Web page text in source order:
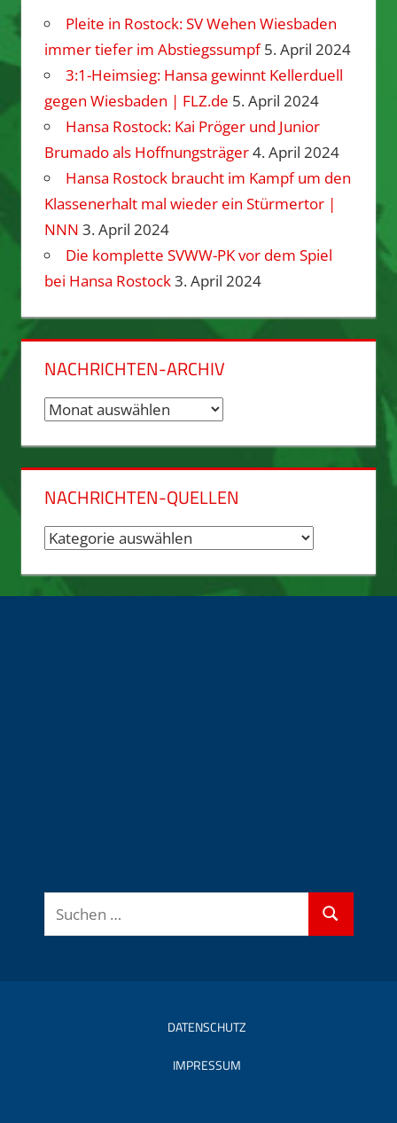
Pleite in Rostock: SV Wehen Wiesbaden
immer tiefer im Abstiegssumpf 5. April 2024
3:1-Heimsieg: Hansa gewinnt Kellerduell
gegen Wiesbaden | FLZ.de 5. April 2024
Hansa Rostock: Kai Pröger und Junior
Brumado als Hoffnungsträger4. April 2024
Hansa Rostock braucht im Kampf um den
Klassenerhalt mal wieder ein Stürmertor |
NNN 3. April 2024
Die komplette SVWW-PK vor dem Spiel
bei Hansa Rostock3. April 2024
NACHRICHTEN-ARCHIV
Nachrichten-
NACHRICHTEN-QUELLEN
Nachrichten-
Suchen
nach:
Suchen
DATENSCHUTZ
IMPRESSUM